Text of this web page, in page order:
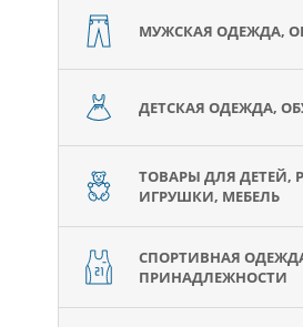
МУЖСКАЯ ОДЕЖДА,
ДЕТСКАЯ ОДЕЖДА,
ТОВАРЫ ДЛЯ ДЕТЕЙ,
ИГРУШКИ, МЕБЕЛЬ
СПОРТИВНАЯ
ПРИНАДЛЕЖНОСТИ